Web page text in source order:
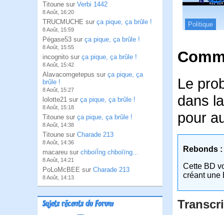
Titoune sur Verbi 1442
8 Août, 16:20
TRUCMUCHE sur ça pique, ça brûle !
8 Août, 15:59
Pégase53 sur ça pique, ça brûle !
8 Août, 15:55
incognito sur ça pique, ça brûle !
8 Août, 15:42
Alavacomgetepus sur ça pique, ça
brûle !
8 Août, 15:27
lolotte21 sur ça pique, ça brûle !
8 Août, 15:18
Titoune sur ça pique, ça brûle !
8 Août, 14:38
Titoune sur Charade 213
8 Août, 14:36
macareu sur chboïÏng chboïïng...
8 Août, 14:21
PoLoMcBEE sur Charade 213
8 Août, 14:13
Sujets récents du Forum
Politique
Le
dans
pour
Rebonds :
Cette BD
créant une